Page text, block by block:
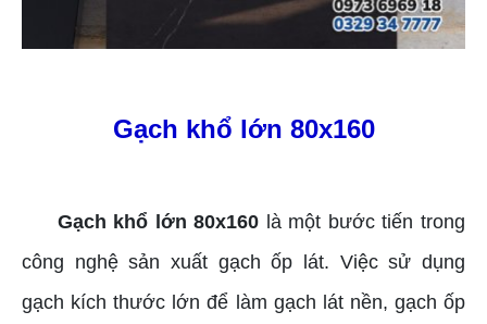
Gạch khổ lớn 80x160
Gạch khổ lớn 80x160 là một bước tiến trong
công nghệ sản xuất gạch ốp lát. Việc sử dụng
gạch kích thước lớn để làm gạch lát nền, gạch ốp